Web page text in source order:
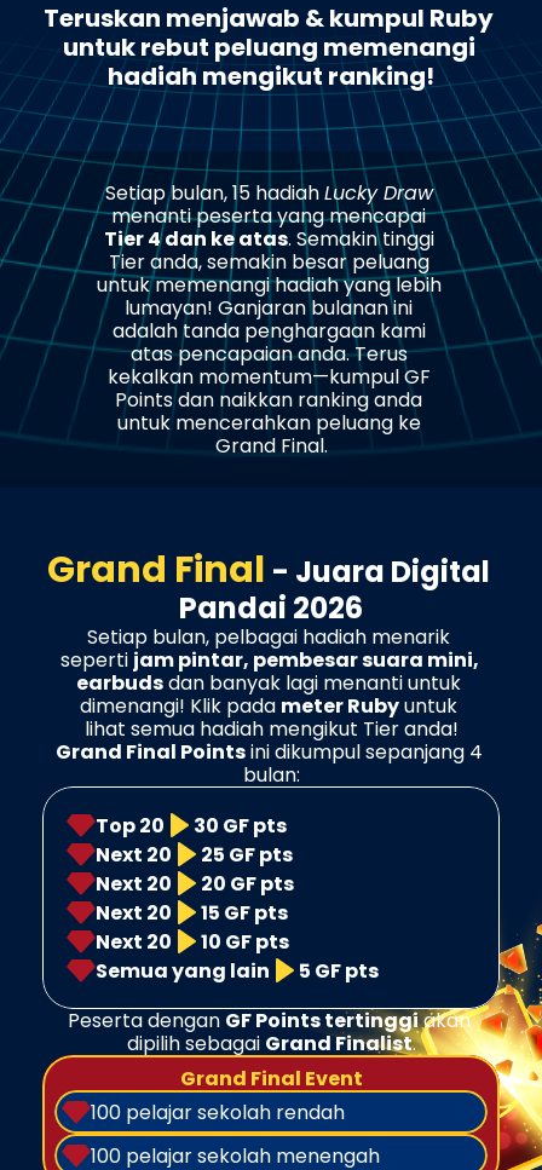
Teruskan menjawab & kumpul Ruby
untuk rebut peluang memenangi
hadiah mengikut ranking!
Setiap bulan, 15 hadiah Lucky Draw
menanti peserta yang mencapai
Tier 4 dan ke atas. Semakin tinggi
Tier anda, semakin besar peluang
untuk memenangi hadiah yang lebih
lumayan! Ganjaran bulanan ini
adalah tanda penghargaan kami
atas pencapaian anda. Terus
kekalkan momentum—kumpul GF
Points dan naikkan ranking anda
untuk mencerahkan peluang ke
Grand Final.
Grand Final - Juara Digital
Pandai 2026
Setiap bulan, pelbagai hadiah menarik
seperti jam pintar, pembesar suara mini,
earbuds dan banyak lagi menanti untuk
dimenangi! Klik pada meter Ruby untuk
lihat semua hadiah mengikut Tier anda!
Grand Final Points ini dikumpul sepanjang 4
bulan:
Top 20
30 GF pts
Next 20
25 GF pts
Next 20
20 GF pts
Next 20
15 GF pts
Next 20
10 GF pts
Semua yang lain
5 GF pts
Peserta dengan GF Points tertinggi akan
dipilih sebagai Grand Finalist.
Grand Final Event
100 pelajar sekolah rendah
100 pelajar sekolah menengah